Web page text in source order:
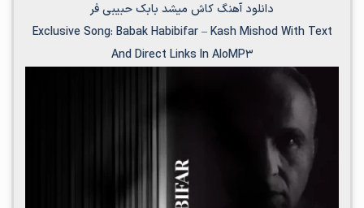
دانلود آهنگ کاش میشد بابک حبیبی فر
Exclusive Song: Babak Habibifar–Kash MishodWith Text
And Direct Links In AloMP3